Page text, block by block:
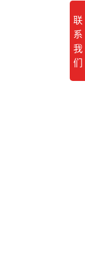
联
系
我
们